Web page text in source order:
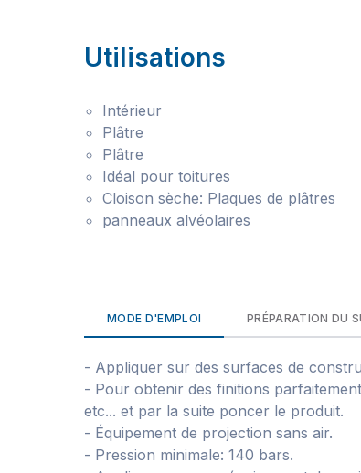
Utilisations
Intérieur
Plâtre
Plâtre
Idéal pour toitures
Cloison sèche: Plaques de plâtres
panneaux alvéolaires
MODE D'EMPLOI PRÉPARATION DU
- Appliquer sur des surfaces de
- Pour obtenir des finitions
etc... et par la suite poncer le produit.
- Équipement de projection sans air.
- Pression minimale: 140 bars.